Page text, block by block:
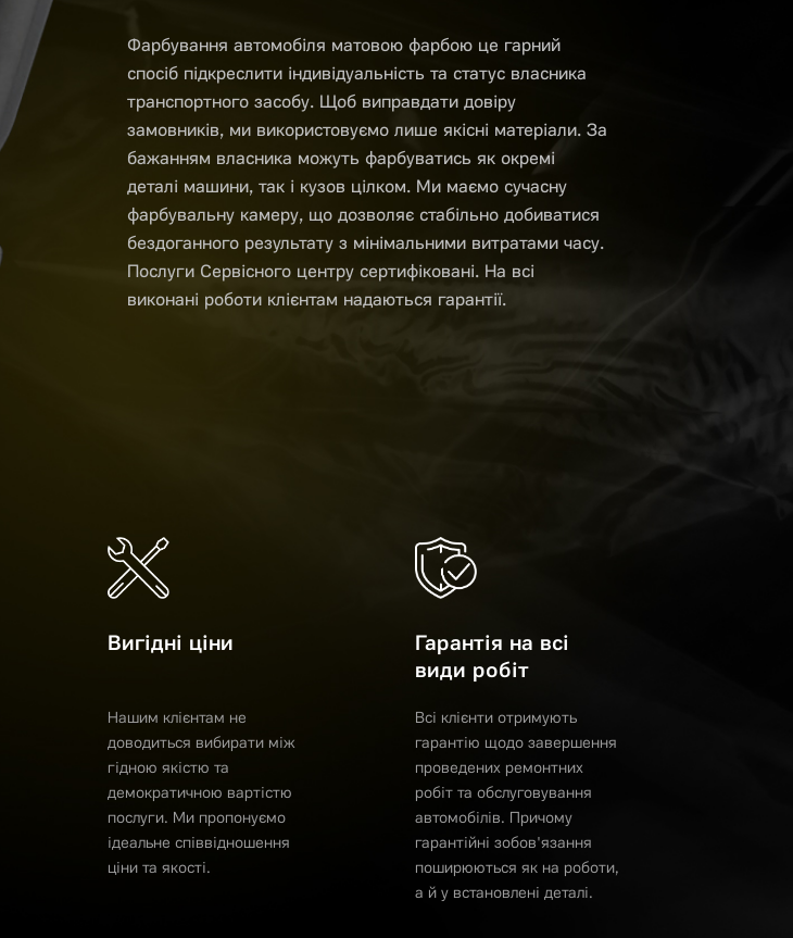
Фарбування автомобіля матовою фарбою це гарний
спосіб підкреслити індивідуальність та статус власника
транспортного засобу. Щоб виправдати довіру
замовників, ми використовуємо лише якісні матеріали. За
бажанням власника можуть фарбуватись як окремі
деталі машини, так і кузов цілком. Ми маємо сучасну
фарбувальну камеру, що дозволяє стабільно добиватися
бездоганного результату з мінімальними витратами часу.
Послуги Сервісного центру сертифіковані. На всі
виконані роботи клієнтам надаються гарантії.
Вигідні ціни
Нашим клієнтам не
доводиться вибирати між
гідною якістю та
демократичною вартістю
послуги. Ми пропонуємо
ідеальне співвідношення
ціни та якості.
Гарантія на всі
види робіт
Всі клієнти отримують
гарантію щодо завершення
проведених ремонтних
робіт та обслуговування
автомобілів. Причому
гарантійні зобов'язання
поширюються як на роботи,
а й у встановлені деталі.